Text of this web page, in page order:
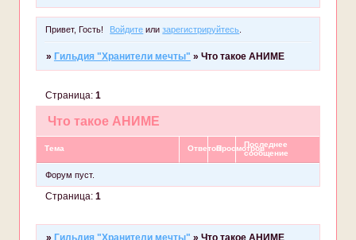
Привет, Гость! Войдите илизарегистрируйтесь
» Гильдия "Хранители мечты" » Что такое АНИМЕ
Что такое АНИМЕ
Страница: 1
Тема ОтветовПросмотровПоследнее
сообщение
Форум пуст.
Страница: 1